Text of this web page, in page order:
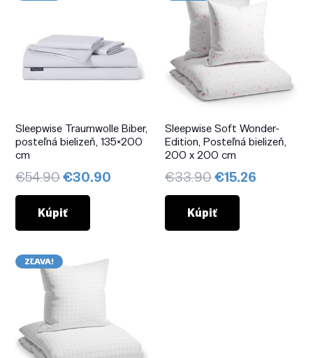
Sleepwise Traumwolle Biber,
posteľná bielizeň, 135×200
cm
€54.90Pôvodná
cena
bola:
€54.90.
€30.90 Aktuálna
Kúpiť
Sleepwise Soft Wonder-
Edition, Posteľná bielizeň,
200 x 200 cm
€33.90Pôvodná
cena
bola:
€33.90.
€15.26
Kúpiť
ZĽAVA!